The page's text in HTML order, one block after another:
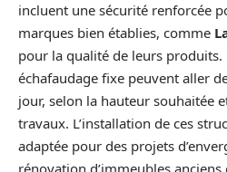
incluent une sécurité renforcée
marques bien établies, comme
pour la qualité de leurs produits.
échafaudage fixe peuvent aller
jour, selon la hauteur souhaitée
travaux. L’installation de ces
adaptée pour des projets
rénovation d’immeubles